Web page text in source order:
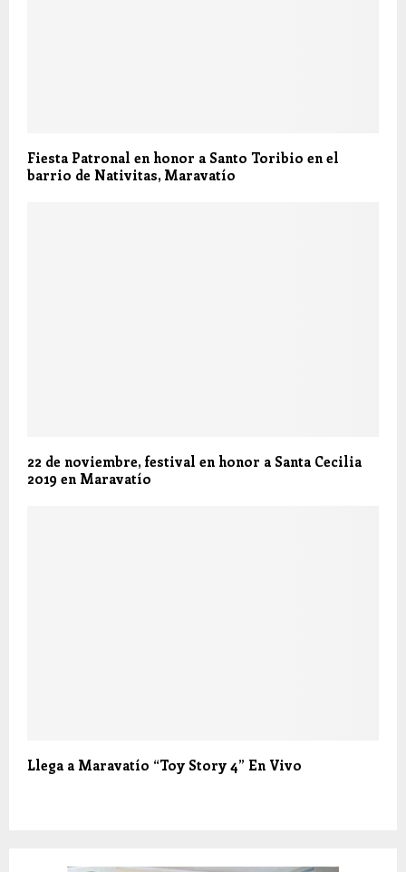
Fiesta Patronal en honor a Santo Toribio en el
barrio de Nativitas, Maravatío
22 de noviembre, festival en honor a Santa Cecilia
2019 en Maravatío
Llega a Maravatío “Toy Story 4” En Vivo